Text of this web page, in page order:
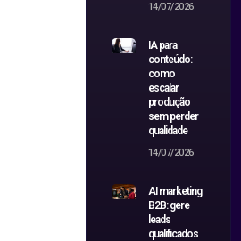
14/07/2026
IA para
conteúdo:
como
escalar
produção
sem perder
qualidade
14/07/2026
AI marketing
B2B: gere
leads
qualificados